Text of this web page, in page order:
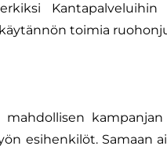
toimia
esihenkilöt. Samaan